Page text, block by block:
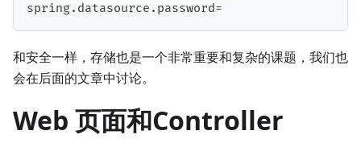
spring. datasource . password=
和安全一样，存储也是一个非常重要和复杂的课题，我们也
会在后面的文章中讨论。
Web 页面和Controller